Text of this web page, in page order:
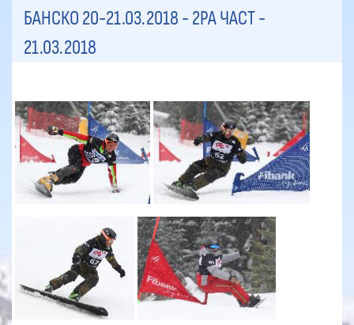
БАНСКО 20-21.03.2018 - 2РА ЧАСТ -
21.03.2018